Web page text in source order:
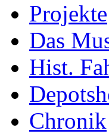
Projekte
Das
Hist.
Chronik